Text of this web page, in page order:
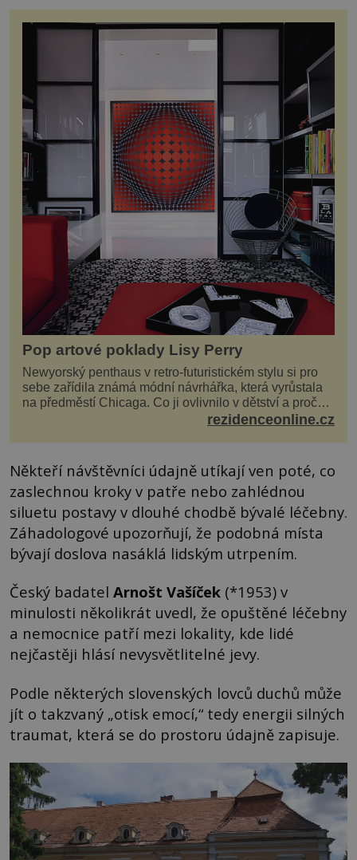
Pop artové poklady Lisy Perry
Newyorský penthaus v retro-futuristickém stylu si pro
sebe zařídila známá módní návrhářka, která vyrůstala
na předměstí Chicaga. Co ji ovlivnilo v dětství a proč
vypadá její domov právě takto? Interié...rezidenceonline.cz
Někteří návštěvníci údajně utíkají ven poté, co
zaslechnou kroky v patře nebo zahlédnou
siluetu postavy v dlouhé chodbě bývalé léčebny.
Záhadologové upozorňují, že podobná místa
bývají doslova nasáklá lidským utrpením.
Český badatel Arnošt Vašíček (*1953) v
minulosti několikrát uvedl, že opuštěné léčebny
a nemocnice patří mezi lokality, kde lidé
nejčastěji hlásí nevysvětlitelné jevy.
Podle některých slovenských lovců duchů může
jít o takzvaný „otisk emocí,“ tedy energii silných
traumat, která se do prostoru údajně zapisuje.